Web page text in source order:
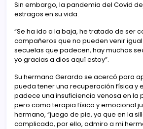
Sin embargo, la pandemia del Covid
estragos en su vida.
“Se ha ido a la baja, he tratado de ser
compañeros que no pueden venir
secuelas que padecen, hay muchas
yo gracias a dios aquí estoy”.
Su hermano Gerardo se acercó para
pueda tener una recuperación física y
padece una insuficiencia venosa en la
pero como terapia física y emocional
hermano, “juego de pie, ya que en la
complicado, por ello, admiro a mi